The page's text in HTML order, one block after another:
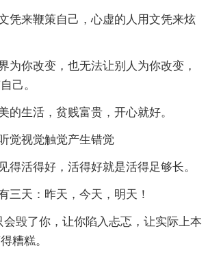
凭来鞭策自己，心虚的人用文凭来炫
为你改变，也无法让别人为你改变，
己。
的生活，贫贱富贵，开心就好。
觉视觉触觉产生错觉
得活得好，活得好就是活得足够长。
三天：昨天，今天，明天！
会毁了你，让你陷入忐忑，让实际上本
糟糕。